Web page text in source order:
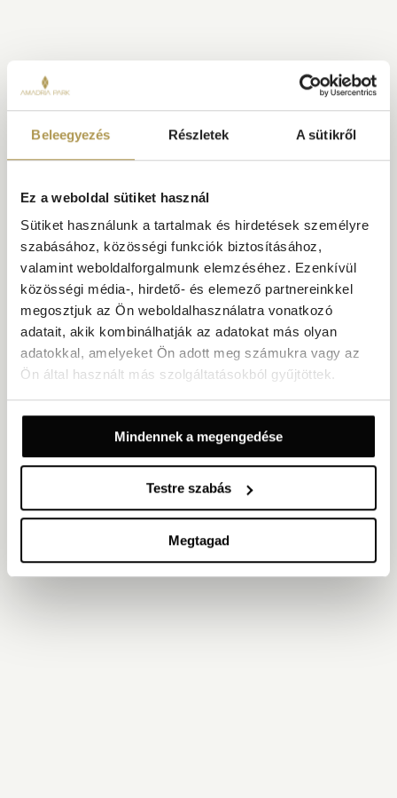
Beleegyezés Részletek A sütikről
Ez a weboldal sütiket használ
Sütiket használunk a tartalmak és hirdetések személyre
szabásához, közösségi funkciók biztosításához,
valamint weboldalforgalmunk elemzéséhez. Ezenkívül
közösségi média-, hirdető- és elemező partnereinkkel
megosztjuk az Ön weboldalhasználatra vonatkozó
adatait, akik kombinálhatják az adatokat más olyan
adatokkal, amelyeket Ön adott meg számukra vagy az
Ön által használt más szolgáltatásokból gyűjtöttek.
Mindennek a megengedése
Testre szabás
Megtagad